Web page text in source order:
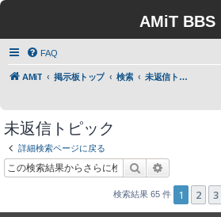
AMiT BBS
FAQ
AMiT 掲示板トップ 検索 未返信トピック
未返信トピック
詳細検索ページに戻る
検索
検索結果 65 件 1 2 3